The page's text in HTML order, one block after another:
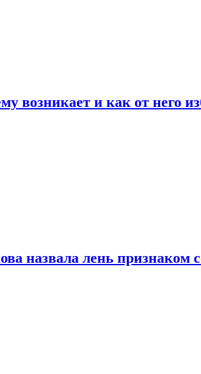
возникает и как от него
назвала лень признаком